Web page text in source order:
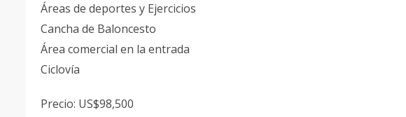
Áreas de deportes y Ejercicios
Cancha de Baloncesto
Área comercial en la entrada
Ciclovía
Precio: US$98,500